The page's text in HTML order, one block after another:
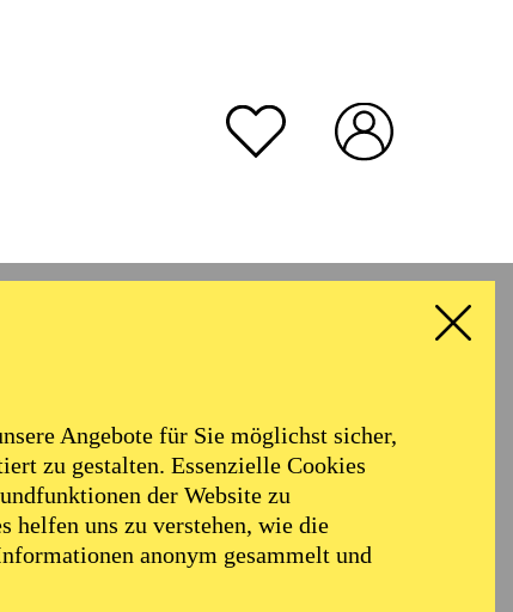
Angebote für Sie möglichst sicher,
zu gestalten. Essenzielle Cookies
der Website zu
helfen uns zu verstehen, wie die
anonym gesammelt und